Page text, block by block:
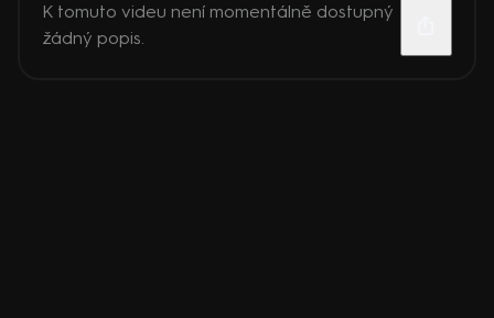
K tomuto videu není momentálně dostupný
žádný popis.